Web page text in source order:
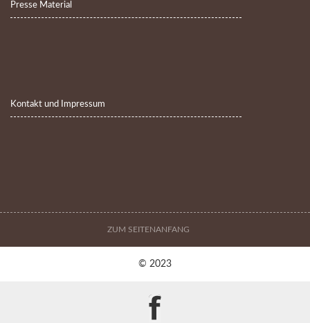
Presse Material
Kontakt und Impressum
ZUM SEITENANFANG
© 2023